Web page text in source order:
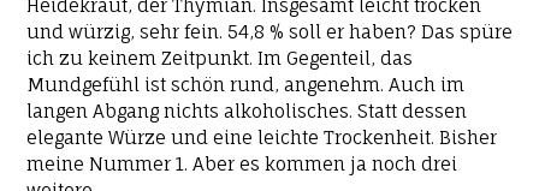
Heidekraut, der Thymian. Insgesamt leicht trocken
und würzig, sehr fein. 54,8 % soll er haben? Das spüre
ich zu keinem Zeitpunkt. Im Gegenteil, das
Mundgefühl ist schön rund, angenehm. Auch im
langen Abgang nichts alkoholisches. Statt dessen
elegante Würze und eine leichte Trockenheit. Bisher
meine Nummer 1. Aber es kommen ja noch drei